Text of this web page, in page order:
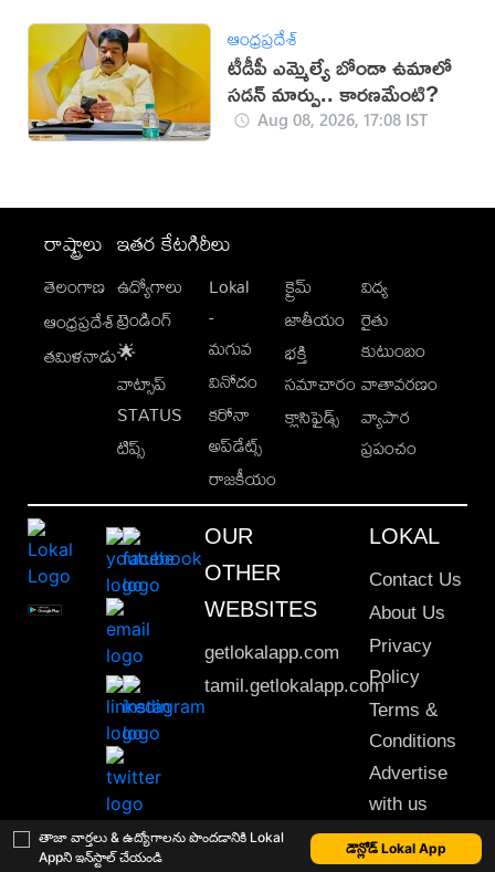
తాజా వార్తలు & ఉద్యోగాలను పొందడానికి Lokal
Appని ఇన్‌స్టాల్ చేయండి
డౌన్లోడ్ Lokal App
ఆంధ్రప్రదేశ్
టీడీపీ ఎమ్మెల్యే బోండా ఉమాలో
సడన్‌ మార్పు.. కారణమేంటి?
Aug 08, 2026, 17:08 IST
రాష్ట్రాలు
తెలంగాణ
ఆంధ్రప్రదేశ్
తమిళనాడు
ఇతర కేటగిరీలు
ఉద్యోగాలు
ట్రెండింగ్
🌟
వాట్సాప్
STATUS
టిప్స్
Lokal
-
మగువ
వినోదం
కరోనా
అప్‌డేట్స్
రాజకీయం
క్రైమ్
జాతీయం
భక్తి
సమాచారం
క్లాసిఫైడ్స్
విద్య
రైతు
కుటుంబం
వాతావరణం
వ్యాపార
ప్రపంచం
OUR
OTHER
WEBSITES
getlokalapp.com
tamil.getlokalapp.com
LOKAL
Contact Us
About Us
Privacy
Policy
Terms &
Conditions
Advertise
with us
Sitemap
This material may not be published, transmitted, rewritten or redistributed. © 2020 Lokal App. All rights reserved.